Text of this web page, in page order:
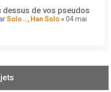
dessus de vos pseudos
Solo..., Han Solo « 04 mai